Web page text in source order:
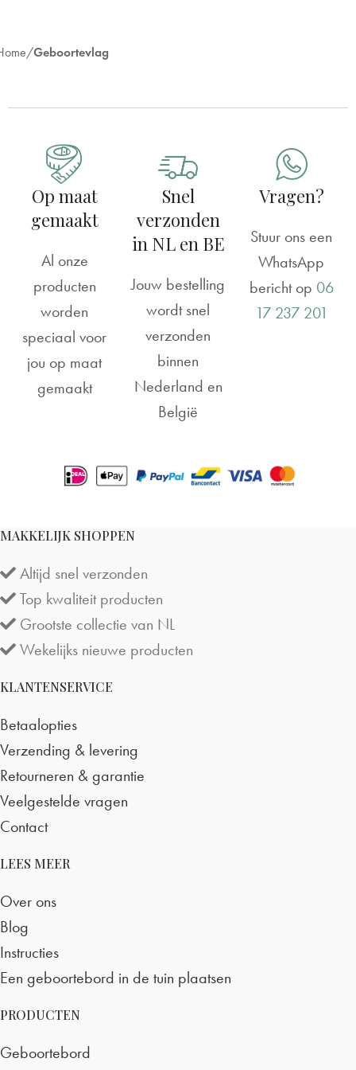
Geboortevlag
Op maat
gemaakt
Al onze
producten
worden
speciaal voor
jou op maat
gemaakt
Snel
verzonden
in NL en BE
Jouw bestelling
wordt snel
verzonden
binnen
Nederland en
België
Vragen?
Stuur ons een
WhatsApp
bericht op 06
17 237 201
MAKKELIJK SHOPPEN
Altijd snel verzonden
Top kwaliteit producten
Grootste collectie van NL
Wekelijks nieuwe producten
KLANTENSERVICE
Betaalopties
Verzending & levering
Retourneren & garantie
Veelgestelde vragen
Contact
LEES MEER
Over ons
Blog
Instructies
Een geboortebord in de tuin plaatsen
PRODUCTEN
Geboortebord